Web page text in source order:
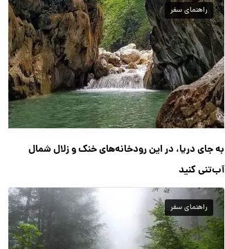
راهنمای سفر
به جای دریا، در این رودخانه‌های خنک و زلال شمال
آب‌تنی کنید
راهنمای سفر